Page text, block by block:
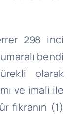
298 inci
bendi
olarak
ve imali ile
fıkranın (1)